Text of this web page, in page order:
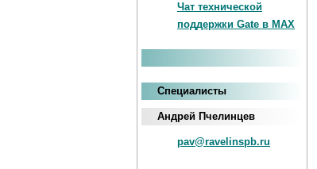
Чат технической
поддержки Gate в MAX
Специалисты
Андрей Пчелинцев
pav@ravelinspb.ru